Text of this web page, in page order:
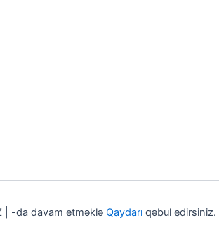
| -da davam etməklə Qaydarı qəbul edirsiniz.